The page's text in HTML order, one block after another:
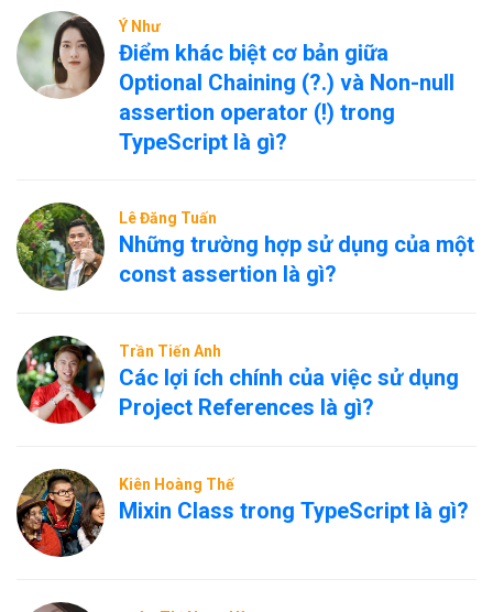
Ý Như
Điểm khác biệt cơ bản giữa
Optional Chaining (?.) và Non-null
assertion operator (!) trong
TypeScript là gì?
Lê Đăng Tuấn
Những trường hợp sử dụng của một
const assertion là gì?
Trần Tiến Anh
Các lợi ích chính của việc sử dụng
Project References là gì?
Kiên Hoàng Thế
Mixin Class trong TypeScript là gì?